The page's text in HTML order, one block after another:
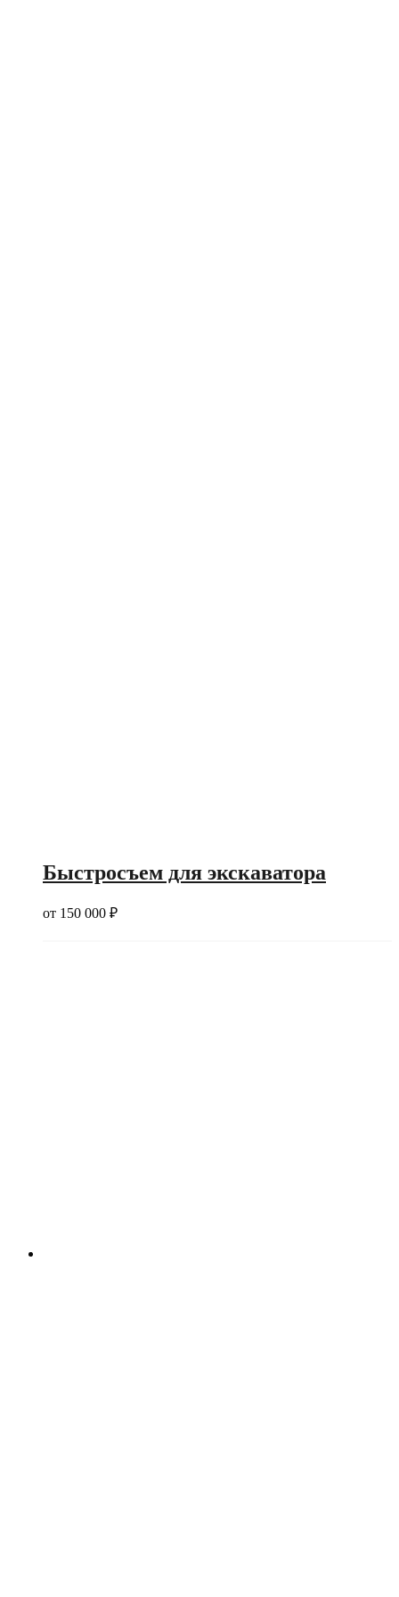
Быстросъем для экскаватора
от 150 000 ₽